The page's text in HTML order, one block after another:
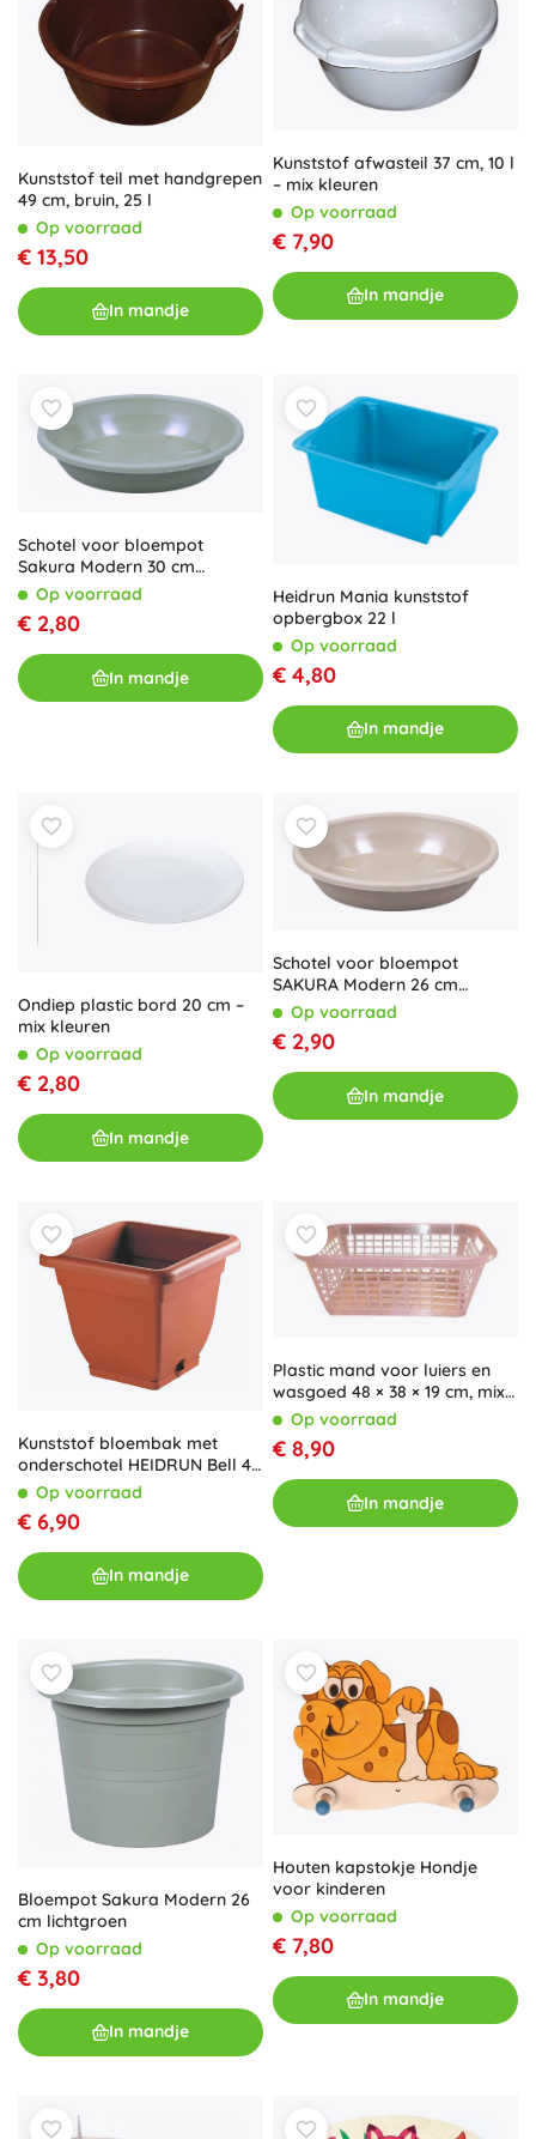
Kunststof teil met handgrepen
49 cm, bruin, 25 l
Op voorraad
€ 13,50
In mandje
Kunststof afwasteil 37 cm, 10 l
– mix kleuren
Op voorraad
€ 7,90
In mandje
Schotel voor bloempot
Sakura Modern 30 cm
lichtgroen
Op voorraad
€ 2,80
In mandje
Heidrun Mania kunststof
opbergbox 22 l
Op voorraad
€ 4,80
In mandje
Ondiep plastic bord 20 cm –
mix kleuren
Op voorraad
€ 2,80
In mandje
Schotel voor bloempot
SAKURA Modern 26 cm
lichtbruin
Op voorraad
€ 2,90
In mandje
Kunststof bloembak met
onderschotel HEIDRUN Bell 40
× 40 × 34 cm
Op voorraad
€ 6,90
In mandje
Plastic mand voor luiers en
wasgoed 48 × 38 × 19 cm, mix
van kleuren
Op voorraad
€ 8,90
In mandje
Bloempot Sakura Modern 26
cm lichtgroen
Op voorraad
€ 3,80
In mandje
Houten kapstokje Hondje
voor kinderen
Op voorraad
€ 7,80
In mandje